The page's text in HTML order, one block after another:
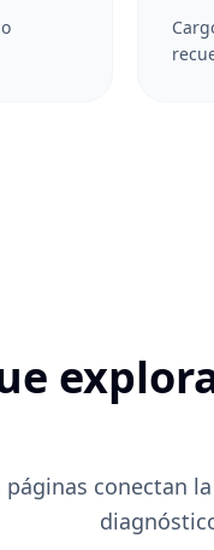
páginas conectan